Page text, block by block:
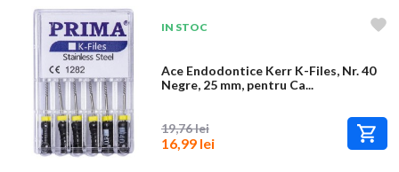
IN STOC
Ace Endodontice Kerr K-Files, Nr. 40
Negre, 25 mm, pentru Ca...
19,76 lei
16,99 lei